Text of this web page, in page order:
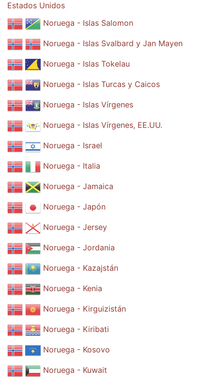
Estados Unidos
Noruega - Islas Salomon
Noruega - Islas Svalbard y Jan Mayen
Noruega - Islas Tokelau
Noruega - Islas Turcas y Caicos
Noruega - Islas Vírgenes
Noruega - Islas Vírgenes, EE.UU.
Noruega - Israel
Noruega - Italia
Noruega - Jamaica
Noruega - Japón
Noruega - Jersey
Noruega - Jordania
Noruega - Kazajstán
Noruega - Kenia
Noruega - Kirguizistán
Noruega - Kiribati
Noruega - Kosovo
Noruega - Kuwait